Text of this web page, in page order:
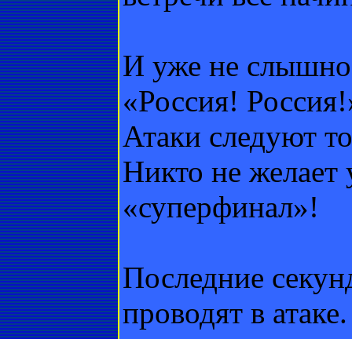
И уже не слышно
«Россия!
Атаки следуют
Никто не желает
«суперфинал»!
Последние
проводят в атаке.